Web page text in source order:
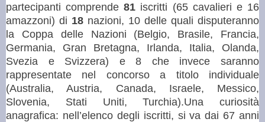
partecipanti comprende81 iscritti (65 cavalieri e 16
amazzoni) di 18 nazioni, 10 delle quali disputeranno
la Coppa delle Nazioni (Belgio, Brasile, Francia,
Germania, Gran Bretagna, Irlanda, Italia, Olanda,
Svezia e Svizzera) e 8 che invece saranno
rappresentate nel concorso a titolo individuale
(Australia, Austria, Canada, Israele, Messico,
Slovenia, Stati Uniti, Turchia).Una curiosità
anagrafica: nell’elenco degli iscritti, si va dai 67 anni